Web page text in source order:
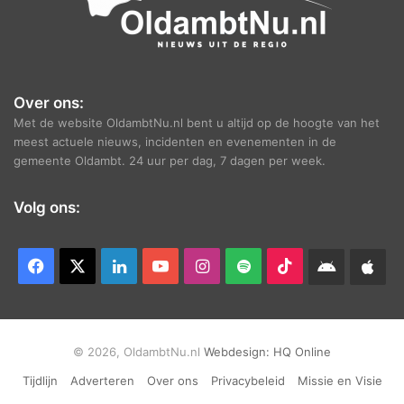
Over ons:
Met de website OldambtNu.nl bent u altijd op de hoogte van het
meest actuele nieuws, incidenten en evenementen in de
gemeente Oldambt. 24 uur per dag, 7 dagen per week.
Volg ons:
Facebook LinkedInYouTubeInstagram
Spotify TikTokAndroid
© 2026, OldambtNu.nl Webdesign: HQ Online
Tijdlijn
Adverteren Over ons Privacybeleid
Missie en Visie